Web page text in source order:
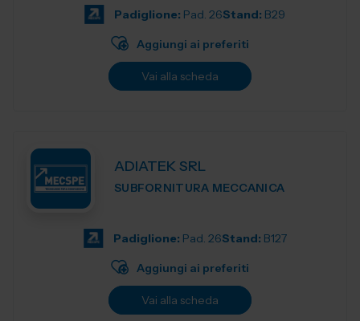
Padiglione: Pad. 26Stand: B29
Aggiungi ai preferiti
Vai alla scheda
ADIATEK SRL
SUBFORNITURA MECCANICA
Padiglione: Pad. 26Stand: B127
Aggiungi ai preferiti
Vai alla scheda